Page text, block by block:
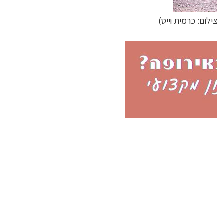
כרמית וייס)